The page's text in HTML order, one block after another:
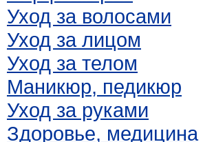
Уход за волосами
Уход за лицом
Уход за телом
Маникюр, педикюр
Уход за руками
Здоровье, медицина